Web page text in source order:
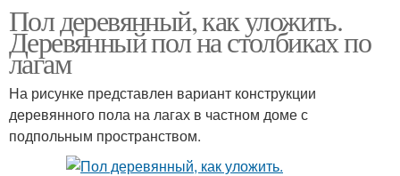
Пол деревянный, как уложить.
Деревянный пол на столбиках по
лагам
На рисунке представлен вариант конструкции
деревянного пола на лагах в частном доме с
подпольным пространством.